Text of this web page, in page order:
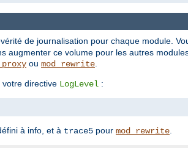
de journalisation pour chaque module.
augmenter ce volume pour les autres
ou mod_rewrite
directive LogLevel :
à info, et à trace5 pour mod_rewrite